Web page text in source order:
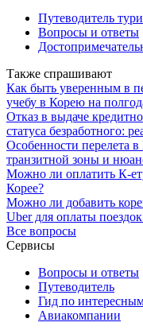
Путеводитель
Вопросы и ответы
Также спрашивают
Как быть уверенным в
учебу в Корею на
Отказ в выдаче
статуса безработного:
Особенности
транзитной зоны и
Можно ли оплатить К-
Корее?
Можно ли добавить
Uber для оплаты
Все вопросы
Сервисы
Вопросы и ответы
Путеводитель
Гид по
Авиакомпании